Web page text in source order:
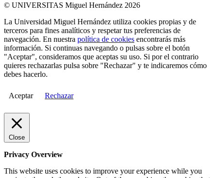
© UNIVERSITAS Miguel Hernández 2026
La Universidad Miguel Hernández utiliza cookies propias y de
terceros para fines analíticos y respetar tus preferencias de
navegación. En nuestra política de cookies encontrarás más
información. Si continuas navegando o pulsas sobre el botón
"Aceptar", consideramos que aceptas su uso. Si por el contrario
quieres rechazarlas pulsa sobre "Rechazar" y te indicaremos cómo
debes hacerlo.
Aceptar Rechazar
Close
Privacy Overview
This website uses cookies to improve your experience while you